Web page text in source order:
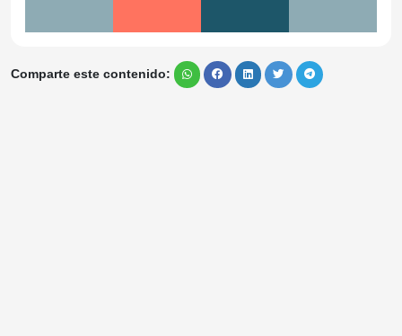
Comparte este contenido: